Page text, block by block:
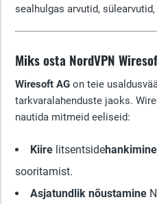
sealhulgas arvutid,
Miks osta NordVPN
Wiresoft AG on teie
tarkvaralahenduste jaoks.
nautida mitmeid eeliseid:
Kiire litsentsidehankimine
sooritamist.
Asjatundlik nõustamine